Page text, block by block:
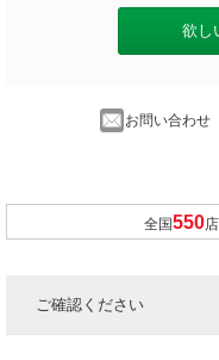
欲し
お問い合わせ
全国
ご確認ください